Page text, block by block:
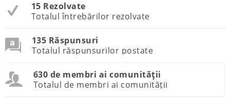
15 Rezolvate
Totalul întrebărilor rezolvate
135 Răspunsuri
Totalul răspunsurilor postate
630 de membri ai comunității
Totalul de membri ai comunității